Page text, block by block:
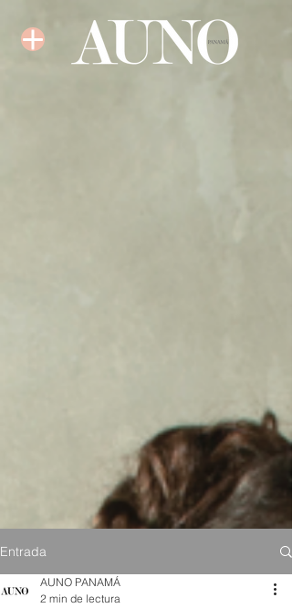
Entrada
AUNO PANAMÁ
2 min de lectura